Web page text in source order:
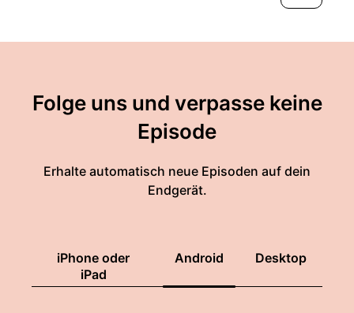
Folge uns und verpasse keine
Episode
Erhalte automatisch neue Episoden auf dein
Endgerät.
iPhone oder
iPad
Android Desktop